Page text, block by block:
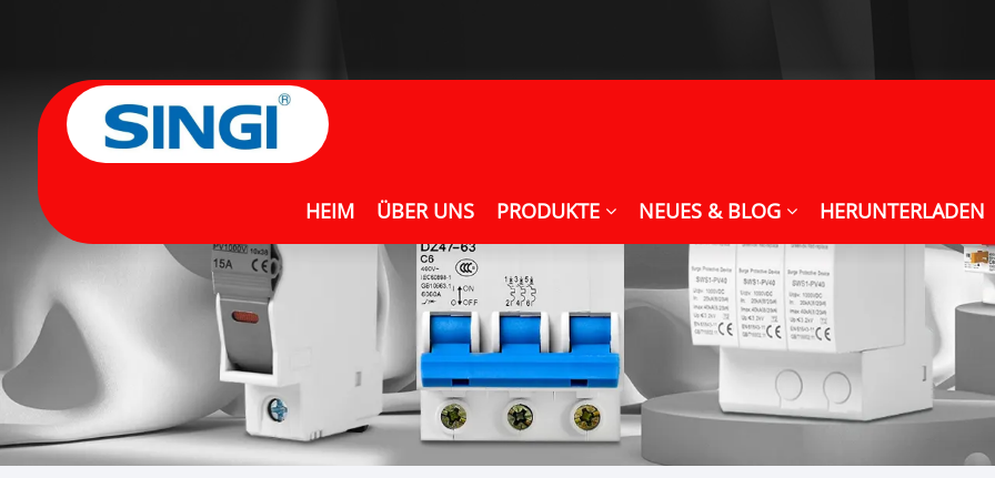
HEIM ÜBER UNS PRODUKTE NEUES & BLOG HERUNTERLADEN